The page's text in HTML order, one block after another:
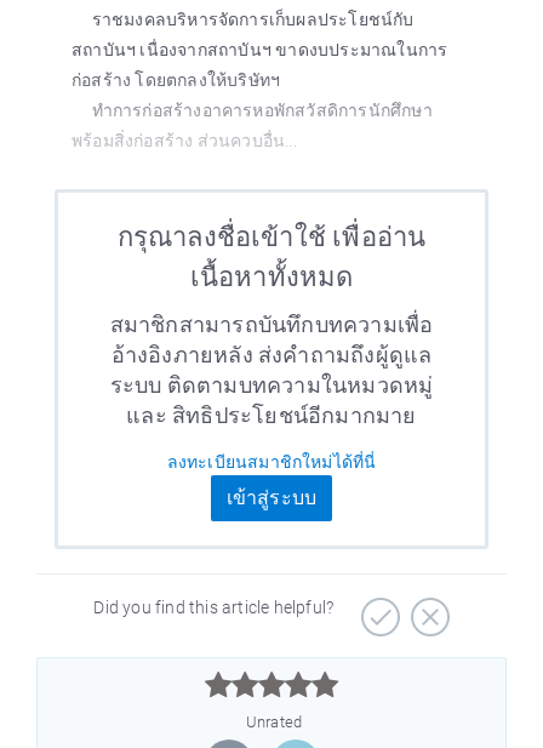
ราชมงคลบริหารจัดการเก็บผลประโยชน์กับ
สถาบันฯ เนื่องจากสถาบันฯ ขาดงบประมาณในการ
ก่อสร้าง โดยตกลงให้บริษัทฯ
ทำการก่อสร้างอาคารหอพักสวัสดิการนักศึกษา
พร้อมสิ่งก่อสร้าง ส่วนควบอื่น...
กรุณาลงชื่อเข้าใช้ เพื่ออ่าน
เนื้อหาทั้งหมด
สมาชิกสามารถบันทึกบทความเพื่อ
อ้างอิงภายหลัง ส่งคำถามถึงผู้ดูแล
ระบบ ติดตามบทความในหมวดหมู่
และ สิทธิประโยชน์อีกมากมาย
ลงทะเบียนสมาชิกใหม่ได้ที่นี่
เข้าสู่ระบบ
Did you find this article helpful?



Unrated